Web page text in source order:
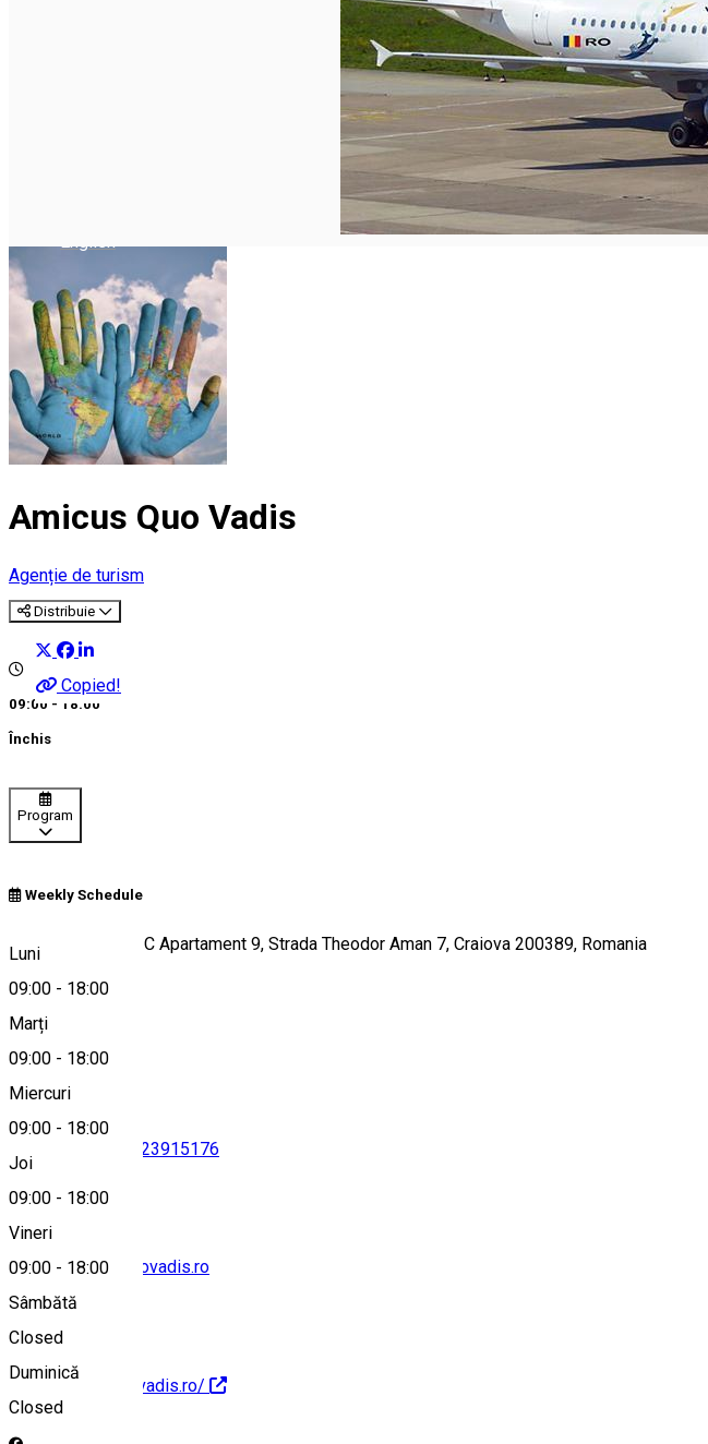
English
Amicus Quo Vadis
Agenție de turism
Distribuie
Copied!
09:00 - 18:00
Închis
Program
Weekly Schedule
Luni
09:00 - 18:00
Marți
09:00 - 18:00
Miercuri
09:00 - 18:00
Joi
09:00 - 18:00
Vineri
09:00 - 18:00
Sâmbătă
Closed
Duminică
Closed
Bloc 97Apt Scara C Apartament 9, Strada Theodor Aman 7, Craiova 200389, Romania
Hartă
0723915176
office@amicusquovadis.ro
http://amicusquovadis.ro/